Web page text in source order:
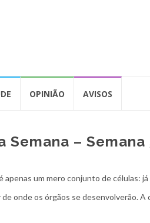
OPINIÃO AVISOS
Semana – Semana
apenas um mero conjunto de células:
onde os órgãos se desenvolverão.